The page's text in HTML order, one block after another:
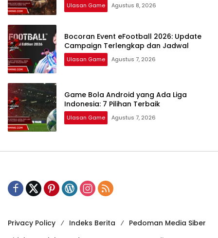
Ulasan Game Agustus 8, 2026
Bocoran Event eFootball 2026: Update
Campaign Terlengkap dan Jadwal
Ulasan Game Agustus 7, 2026
Game Bola Android yang Ada Liga
Indonesia: 7 Pilihan Terbaik
Ulasan Game Agustus 7, 2026
Privacy Policy Indeks Berita
Pedoman Media Siber